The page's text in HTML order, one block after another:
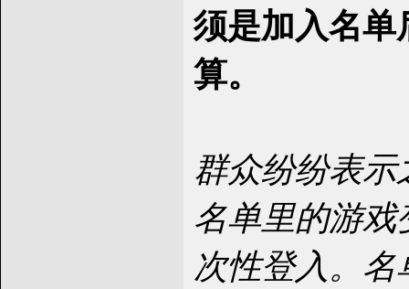
须是加入名
算。
群众纷纷表
名单里的游
次性登入。